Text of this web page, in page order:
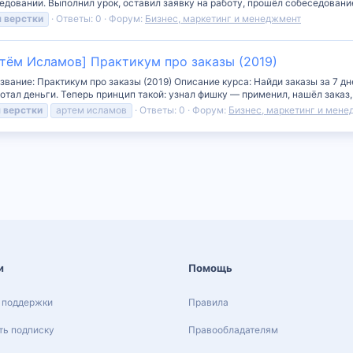
Выполнил урок, оставил заявку на работу, прошёл
верстки Ответы: 0 Форум: Бизнес, маркетинг и менеджмент
Исламов] Практикум про заказы (2019)
Практикум про заказы (2019) Описание курса: Найди заказы за 7
деньги. Теперь принцип такой: узнал фишку — применил, нашёл
верстки артем исламов Ответы: 0 Форум: Бизнес, маркетинг и
подписку
Помощь
Правила
Правообладателям